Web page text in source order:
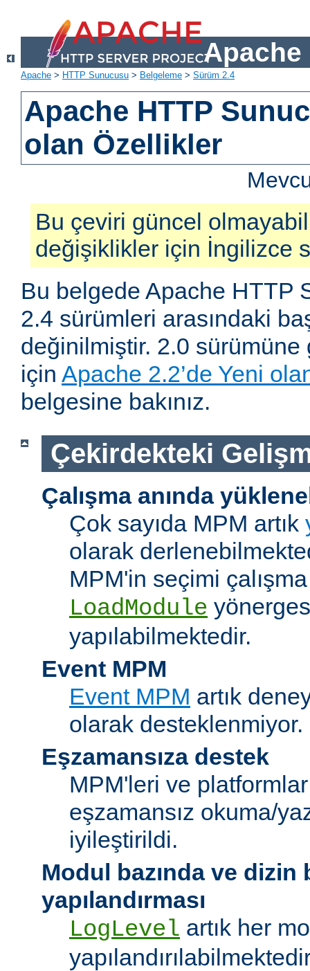
Apache
Apache > HTTP Sunucusu > Belgeleme > Sürüm 2.4
Apache HTTP
olan Özellikler
Bu çeviri güncel
değişiklikler için İngilizce
Bu belgede Apache HTTP
2.4 sürümleri arasındaki
değinilmiştir. 2.0
için Apache 2.2’de Yeni
belgesine bakınız.
Çekirdekteki
Çalışma anında
Çok sayıda MPM artık
olarak
MPM'in seçimi
LoadModule
yapılabilmektedir.
Event MPM
Event MPM artık
olarak desteklenmiyor.
Eşzamansıza destek
MPM'leri ve
eşzamansız okuma/
iyileştirildi.
Modul bazında ve dizin
yapılandırması
LogLevel artık her